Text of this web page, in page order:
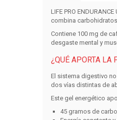
LIFE PRO ENDURANCE
combina
Contiene 100 mg de
desgaste mental y
¿QUÉ APORTA LA
El sistema digestivo
dos vías distintas de
Este gel energético
45 gramos de